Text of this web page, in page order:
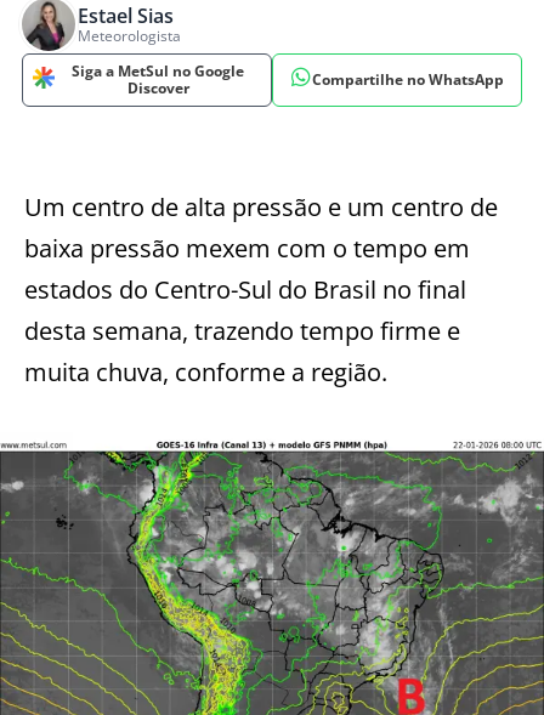
Estael Sias
Meteorologista
Siga a MetSul no Google
Discover
Compartilhe no WhatsApp
Um centro de alta pressão e um centro de
baixa pressão mexem com o tempo em
estados do Centro-Sul do Brasil no final
desta semana, trazendo tempo firme e
muita chuva, conforme a região.